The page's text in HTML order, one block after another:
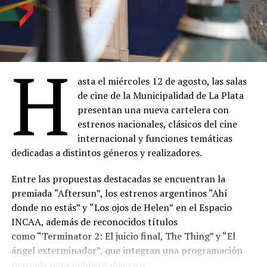
H
asta el miércoles 12 de agosto, las salas
de cine de la Municipalidad de La Plata
presentan una nueva cartelera con
estrenos nacionales, clásicos del cine
internacional y funciones temáticas
dedicadas a distintos géneros y realizadores.
Entre las propuestas destacadas se encuentran la
premiada “Aftersun”, los estrenos argentinos “Ahí
donde no estás” y “Los ojos de Helen” en el Espacio
INCAA, además de reconocidos títulos
como “Terminator 2: El juicio final, The Thing” y “El
ángel exterminador”, que integran una programación